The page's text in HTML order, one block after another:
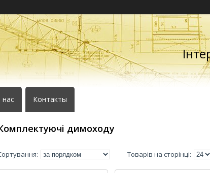
Контакты
димоходу